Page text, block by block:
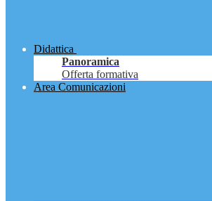
Didattica
Panoramica
Offerta formativa
Area Comunicazioni